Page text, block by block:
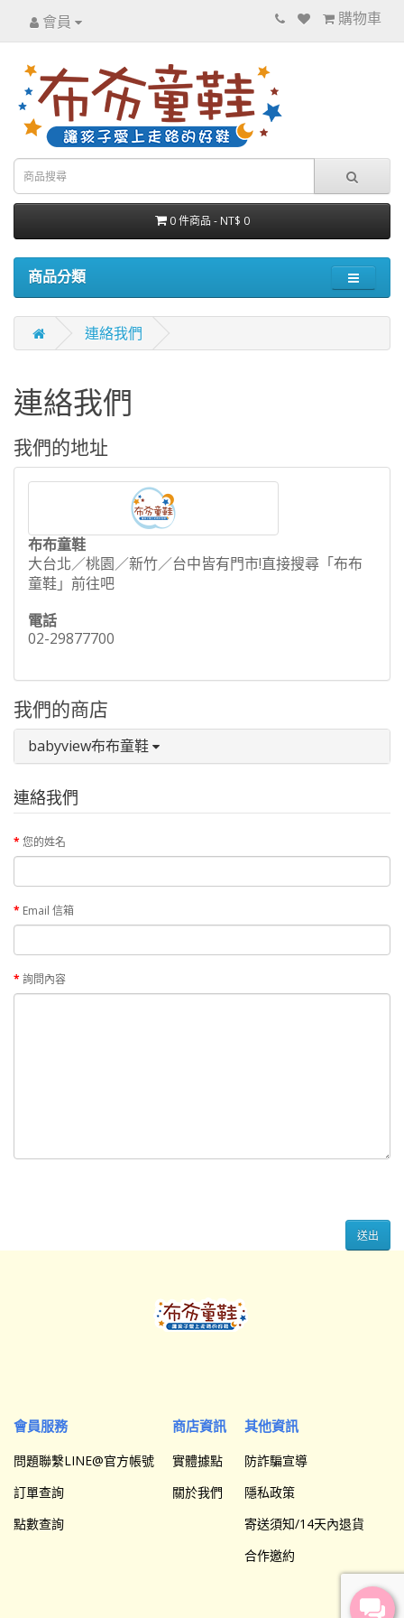
會員 購物車
0 件商品 - NT$ 0
商品分類
連絡我們
連絡我們
我們的地址
布布童鞋
大台北／桃園／新竹／台中皆有門市!直接搜尋「布布
童鞋」前往吧
電話
02-29877700
我們的商店
babyview布布童鞋
連絡我們
您的姓名
Email 信箱
詢問內容
會員服務
問題聯繫LINE@官方帳號
訂單查詢
點數查詢
商店資訊
實體據點
關於我們
其他資訊
防詐騙宣導
隱私政策
寄送須知/14天內退貨
合作邀約